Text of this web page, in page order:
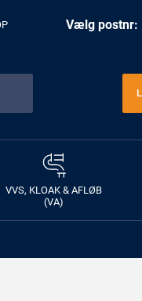
Vælg postnr:
VVS, KLOAK & AFLØB
(VA)